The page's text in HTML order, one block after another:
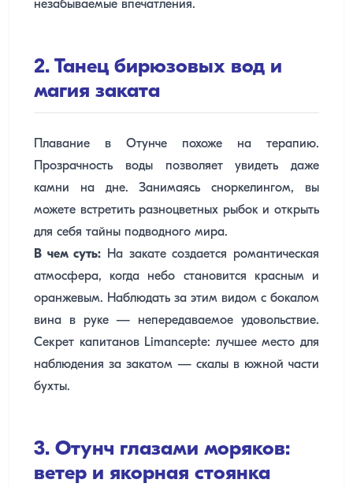
незабываемые впечатления.
2. Танец бирюзовых вод и
магия заката
Плавание в Отунче похоже на терапию.
Прозрачность воды позволяет увидеть даже
камни на дне. Занимаясь сноркелингом, вы
можете встретить разноцветных рыбок и открыть
для себя тайны подводного мира.
В чем суть: На закате создается романтическая
атмосфера, когда небо становится красным и
оранжевым. Наблюдать за этим видом с бокалом
вина в руке — непередаваемое удовольствие.
Секрет капитанов Limancepte: лучшее место для
наблюдения за закатом — скалы в южной части
бухты.
3. Отунч глазами моряков:
ветер и якорная стоянка